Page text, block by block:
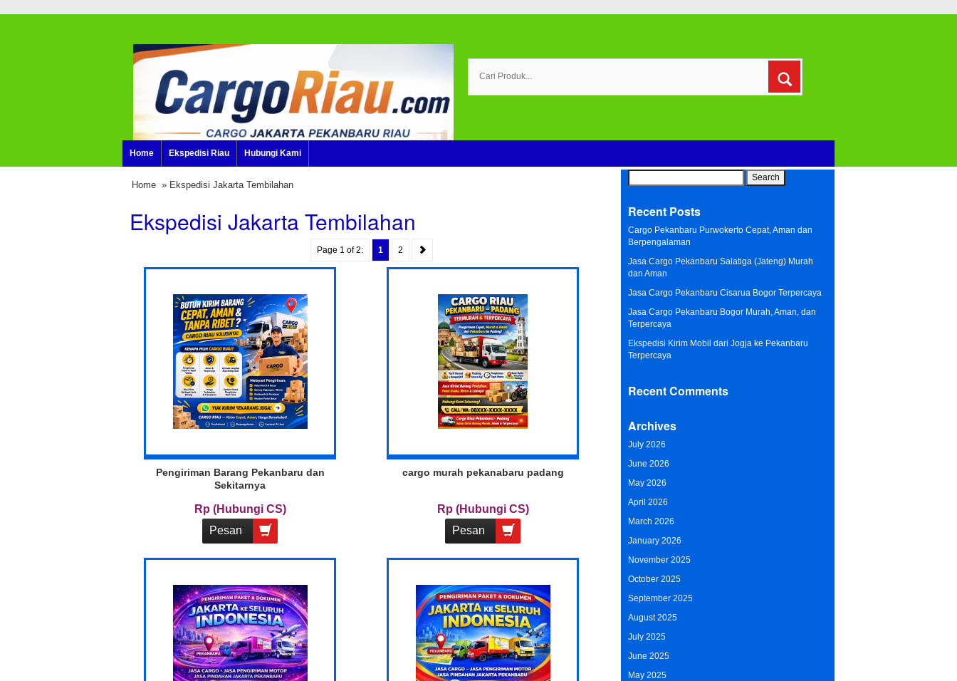
Home Ekspedisi Riau Hubungi Kami
Home » Ekspedisi Jakarta Tembilahan
Ekspedisi Jakarta Tembilahan
Page 1 of 2: 1 2
Pengiriman Barang Pekanbaru dan
Sekitarnya
Rp (Hubungi CS)
Pesan
cargo murah pekanabaru padang
Rp (Hubungi CS)
Pesan
for:
Recent Posts
Cargo Pekanbaru Purwokerto Cepat, Aman dan
Berpengalaman
Jasa Cargo Pekanbaru Salatiga (Jateng) Murah
dan Aman
Jasa Cargo Pekanbaru Cisarua Bogor Terpercaya
Jasa Cargo Pekanbaru Bogor Murah, Aman, dan
Terpercaya
Ekspedisi Kirim Mobil dari Jogja ke Pekanbaru
Terpercaya
Recent Comments
Archives
July 2026
June 2026
May 2026
April 2026
March 2026
January 2026
November 2025
October 2025
September 2025
August 2025
July 2025
June 2025
May 2025